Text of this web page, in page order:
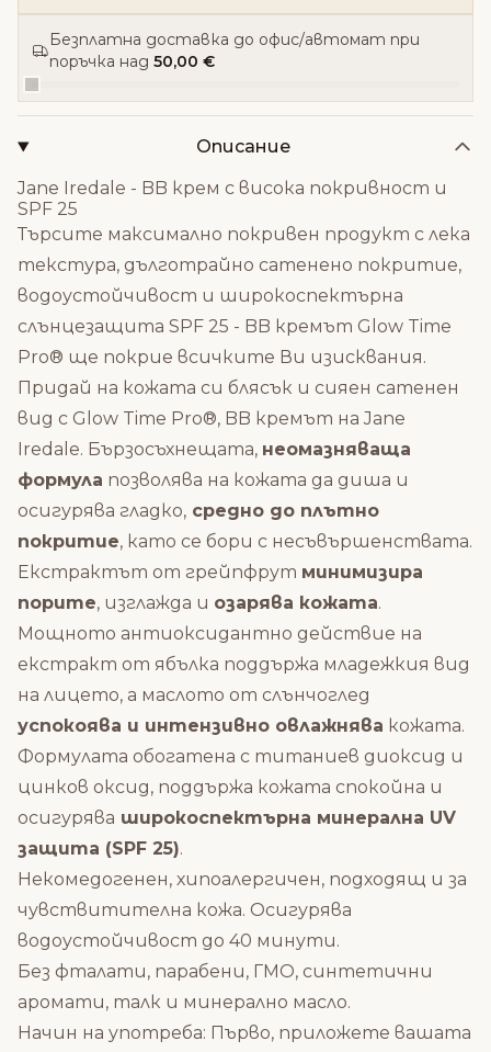
Безплатна доставка до офис/автомат при
поръчка над 50,00 €
Описание
Jane Iredale - BB крем с висока покривност и
SPF 25
Търсите максимално покривен продукт с лека
текстура, дълготрайно сатенено покритие,
водоустойчивост и широкоспектърна
слънцезащита SPF 25 - BB кремът Glow Time
Pro® ще покрие всичките Ви изисквания.
Придай на кожата си блясък и сияен сатенен
вид с Glow Time Pro®, BB кремът на Jane
Iredale. Бързосъхнещата, неомазняваща
формула позволява на кожата да диша и
осигурява гладко, средно до плътно
покритие, като се бори с несъвършенствата.
Екстрактът от грейпфрут минимизира
порите, изглажда и озарява кожата.
Мощното антиоксидантно действие на
екстракт от ябълка поддържа младежкия вид
на лицето, а маслото от слънчоглед
успокоява и интензивно овлажнява кожата.
Формулата обогатена с титаниев диоксид и
цинков оксид, поддържа кожата спокойна и
осигурява широкоспектърна минерална UV
защита (SPF 25).
Некомедогенен, хипоалергичен, подходящ и за
чувствитителна кожа. Осигурява
водоустойчивост до 40 минути.
Без фталати, парабени, ГМО, синтетични
аромати, талк и минерално масло.
Начин на употреба: Първо, приложете вашата